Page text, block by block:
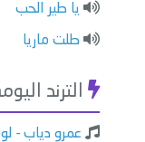
يا طير الحب
طلت ماريا
الترند
عمرو دياب -